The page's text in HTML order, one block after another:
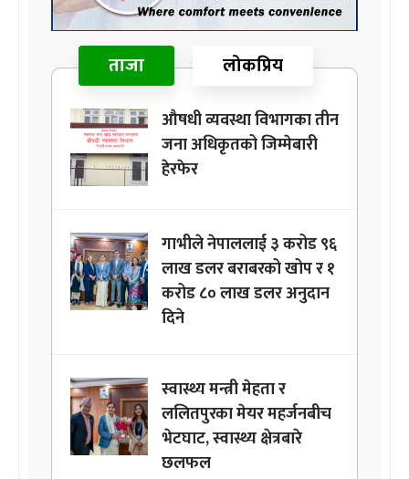
ताजा लोकप्रिय
औषधी व्यवस्था विभागका तीन
जना अधिकृतको जिम्मेबारी
हेरफेर
गाभीले नेपाललाई ३ करोड ९६
लाख डलर बराबरको खोप र १
करोड ८० लाख डलर अनुदान
दिने
स्वास्थ्य मन्त्री मेहता र
ललितपुरका मेयर महर्जनबीच
भेटघाट, स्वास्थ्य क्षेत्रबारे
छलफल